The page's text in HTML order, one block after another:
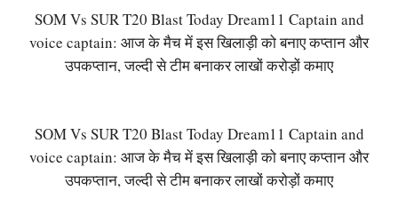
SOM Vs SUR T20 Blast Today Dream11 Captain and
voice captain: आज के मैच में इस खिलाड़ी को बनाए कप्तान और
उपकप्तान, जल्दी से टीम बनाकर लाखों करोड़ों कमाए
SOM Vs SUR T20 Blast Today Dream11 Captain and
voice captain: आज के मैच में इस खिलाड़ी को बनाए कप्तान और
उपकप्तान, जल्दी से टीम बनाकर लाखों करोड़ों कमाए